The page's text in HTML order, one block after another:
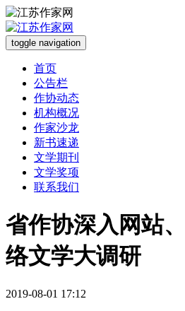
toggle navigation
首页
公告栏
作协动态
机构概况
作家沙龙
新书速递
文学期刊
文学奖项
联系我们
省作协深入网站
络文学大调研
2019-08-01 17:12